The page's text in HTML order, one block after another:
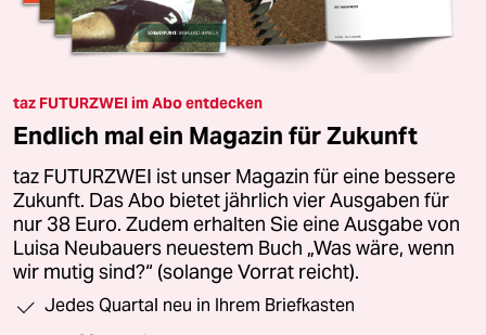
taz FUTURZWEI im Abo entdecken
Endlich mal ein Magazin für Zukunft
taz FUTURZWEI ist unser Magazin für eine bessere
Zukunft. Das Abo bietet jährlich vier Ausgaben für
nur 38 Euro. Zudem erhalten Sie eine Ausgabe von
Luisa Neubauers neuestem Buch „Was wäre, wenn
wir mutig sind?“ (solange Vorrat reicht).
Jedes Quartal neu in Ihrem Briefkasten